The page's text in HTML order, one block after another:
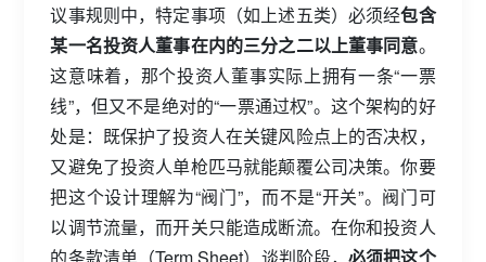
议事规则中，特定事项（如上述五类）必须经包含
某一名投资人董事在内的三分之二以上董事同意。
这意味着，那个投资人董事实际上拥有一条“一票
线”，但又不是绝对的“一票通过权”。这个架构的好
处是：既保护了投资人在关键风险点上的否决权，
又避免了投资人单枪匹马就能颠覆公司决策。你要
把这个设计理解为“阀门”，而不是“开关”。阀门可
以调节流量，而开关只能造成断流。在你和投资人